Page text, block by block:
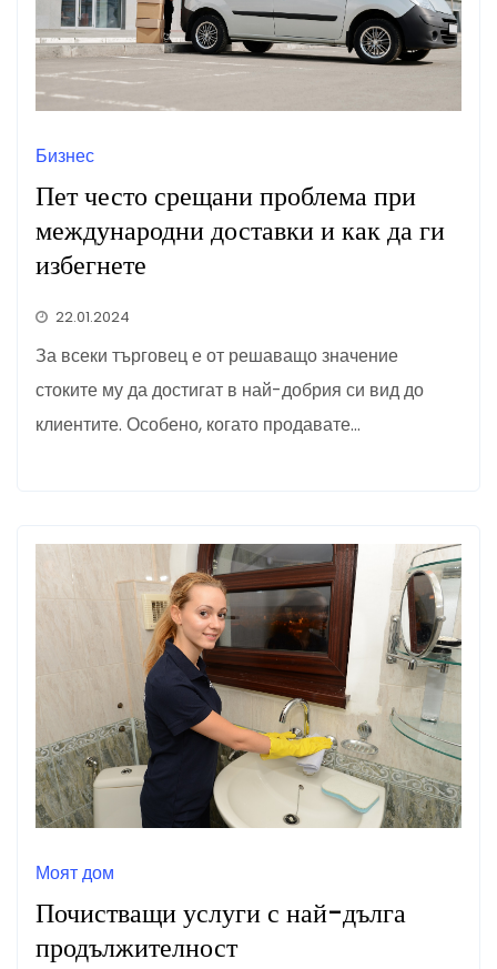
Бизнес
Пет често срещани проблема при
международни доставки и как да ги
избегнете
22.01.2024
За всеки търговец е от решаващо значение
стоките му да достигат в най-добрия си вид до
клиентите. Особено, когато продавате…
Моят дом
Почистващи услуги с най-дълга
продължителност